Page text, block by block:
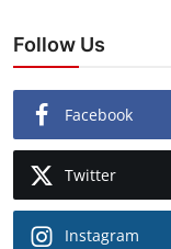
Follow Us
Facebook
Twitter
Instagram